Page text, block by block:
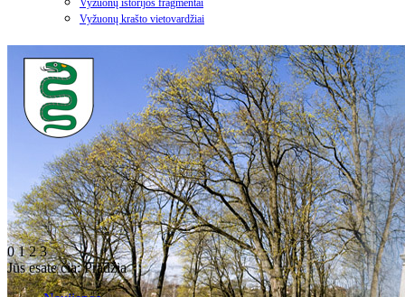
Vyžuonų krašto vietovardžiai
0123
Jūs esate čia:Pradžia